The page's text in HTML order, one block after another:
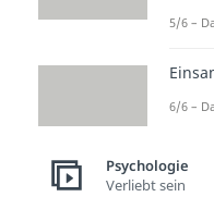
5/6 –
6/6 –
Psychologie
Verliebt sein